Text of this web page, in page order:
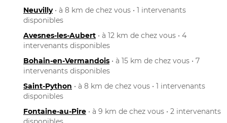
Neuvilly• à 8 km de chez vous • 1 intervenants
disponibles
Avesnes-les-Aubert • à 12 km de chez vous • 4
intervenants disponibles
Bohain-en-Vermandois • à 15 km de chez vous • 7
intervenants disponibles
Saint-Python • à 8 km de chez vous • 1 intervenants
disponibles
Fontaine-au-Pire • à 9 km de chez vous • 2 intervenants